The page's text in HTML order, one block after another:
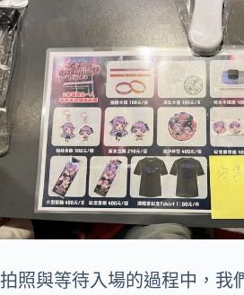
拍照與等待入場的過程中，我